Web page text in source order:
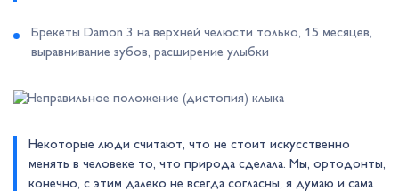
Брекеты Damon 3 на верхней челюсти только, 15 месяцев,
выравнивание зубов, расширение улыбки
Некоторые люди считают, что не стоит искусственно
менять в человеке то, что природа сделала. Мы, ортодонты,
конечно, с этим далеко не всегда согласны, я думаю и сама